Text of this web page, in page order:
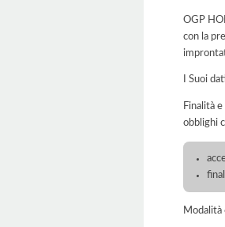
OGP
con la
I Suoi
Finalità
obblighi
Modalità